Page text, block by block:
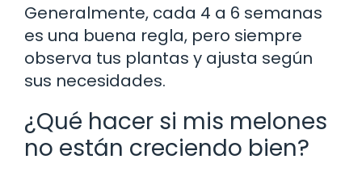
Generalmente, cada 4 a 6 semanas
es una buena regla, pero siempre
observa tus plantas y ajusta según
sus necesidades.
¿Qué hacer si mis melones
no están creciendo bien?